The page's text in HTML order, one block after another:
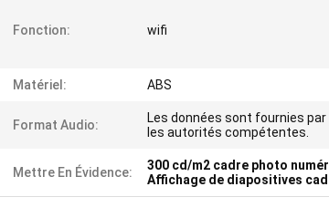
Fonction: wifi
Matériel: ABS
Format Audio:
Les données sont fournies par
les autorités compétentes.
Mettre En Évidence: 300 cd/m2 cadre photo
Affichage de diapositives